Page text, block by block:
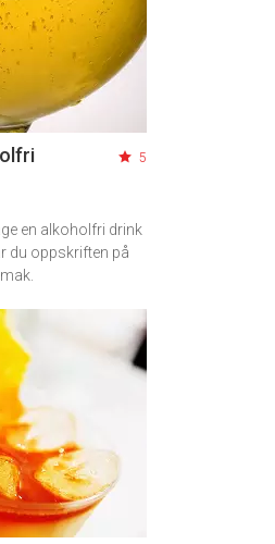
5
en alkoholfri drink
du oppskriften på